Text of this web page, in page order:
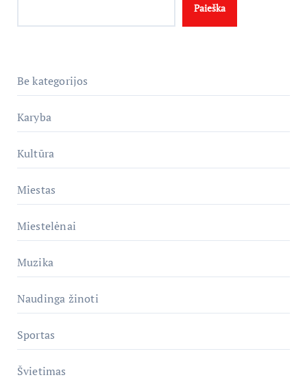
Paieška
Be kategorijos
Karyba
Kultūra
Miestas
Miestelėnai
Muzika
Naudinga žinoti
Sportas
Švietimas